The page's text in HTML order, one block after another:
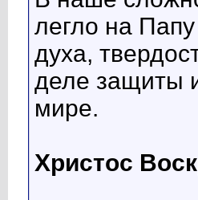
легло на
духа,
деле защиты
мире.
Христос